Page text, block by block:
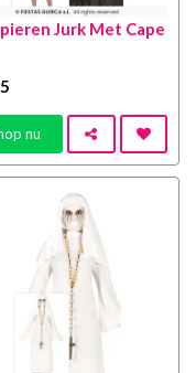
Jurk Met Cape
nu